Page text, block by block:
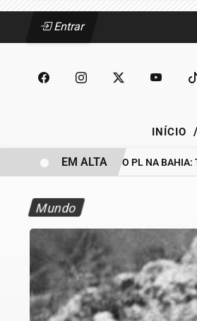
Entrar
INÍCIO /
BASTIDORES DO PL NA BAHIA:
EM ALTA
Mundo